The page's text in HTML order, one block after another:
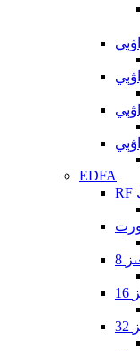
EDFA